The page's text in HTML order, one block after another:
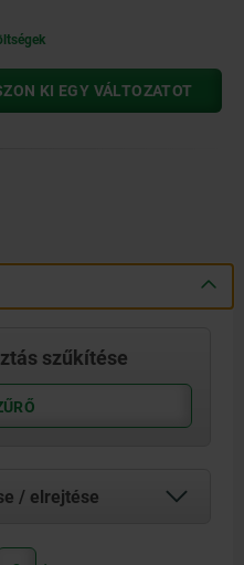
KI EGY VÁLTOZATOT
szűkítése
/ elrejtése